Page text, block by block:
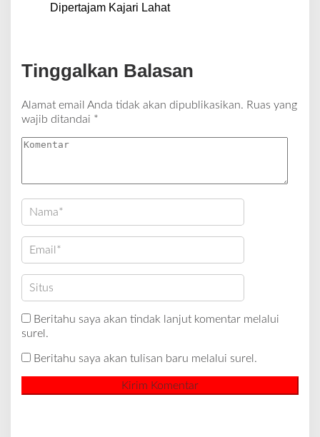
Dipertajam Kajari Lahat
Tinggalkan Balasan
Alamat email Anda tidak akan dipublikasikan. Ruas yang
wajib ditandai *
Beritahu saya akan tindak lanjut komentar melalui
surel.
Beritahu saya akan tulisan baru melalui surel.